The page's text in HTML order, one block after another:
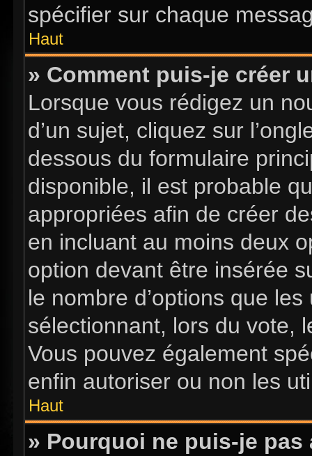
spécifier sur chaque
Haut
» Comment puis-je créer
Lorsque vous rédigez un
d’un sujet, cliquez sur
dessous du formulaire
disponible, il est probable
appropriées afin de créer
en incluant au moins deux
option devant être insérée
le nombre d’options que
sélectionnant, lors du vote,
Vous pouvez également
enfin autoriser ou non les
Haut
» Pourquoi ne puis-je